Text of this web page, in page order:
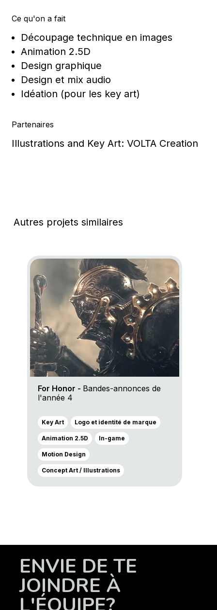
Ce qu'on a fait
Découpage technique en images
Animation 2.5D
Design graphique
Design et mix audio
Idéation (pour les key art)
Partenaires
Illustrations and Key Art: VOLTA Creation
Autres projets similaires
Go to project For Honor
For Honor - Bandes-annonces de
l'année 4
Key Art Logo et identité de marque
Animation 2.5D In-game
Motion Design
Concept Art / Illustrations
ENVIE DE TE
JOINDRE À